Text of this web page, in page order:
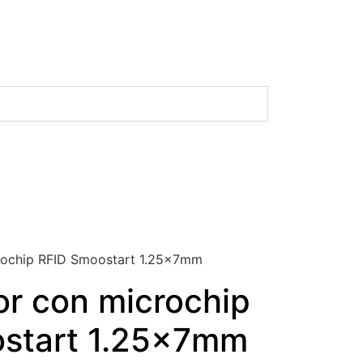
RFID Smoostart 1.25x7mm
con microchip
1.25x7mm